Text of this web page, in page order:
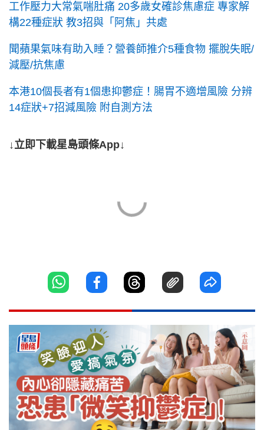
工作壓力大常氣喘肚痛 20多歲女確診焦慮症 專家解
構22種症狀 教3招與「阿焦」共處
聞蘋果氣味有助入睡？營養師推介5種食物 擺脫失眠/
減壓/抗焦慮
本港10個長者有1個患抑鬱症！腸胃不適增風險 分辨
14症狀+7招減風險 附自測方法
↓立即下載星島頭條App↓